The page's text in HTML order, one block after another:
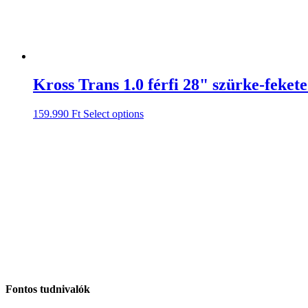
Kross Trans 1.0 férfi 28" szürke-
159.990 Ft Select options
Fontos tudnivalók